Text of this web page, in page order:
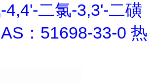
4,4'-二氯-3,3'-二磺
：51698-33-0 热